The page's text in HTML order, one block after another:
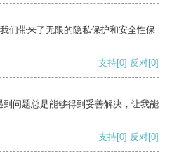
们带来了无限的隐私保护和安全性保
支持[0] 反对[0]
问题总是能够得到妥善解决，让我能
支持[0] 反对[0]